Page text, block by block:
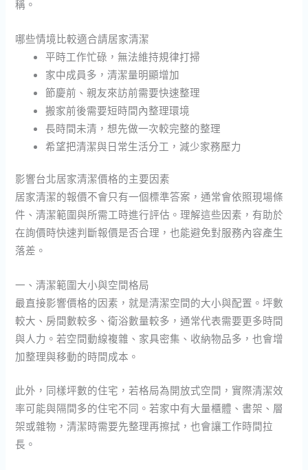
稱。
哪些情境比較適合請居家清潔
平時工作忙碌，無法維持規律打掃
家中成員多，清潔量明顯增加
節慶前、親友來訪前需要快速整理
搬家前後需要短時間內整理環境
長時間未清，想先做一次較完整的整理
希望把清潔與日常生活分工，減少家務壓力
影響台北居家清潔價格的主要因素
居家清潔的報價不會只有一個標準答案，通常會依照現場條
件、清潔範圍與所需工時進行評估。理解這些因素，有助於
在詢價時快速判斷報價是否合理，也能避免對服務內容產生
落差。
一、清潔範圍大小與空間格局
最直接影響價格的因素，就是清潔空間的大小與配置。坪數
較大、房間數較多、衛浴數量較多，通常代表需要更多時間
與人力。若空間動線複雜、家具密集、收納物品多，也會增
加整理與移動的時間成本。
此外，同樣坪數的住宅，若格局為開放式空間，實際清潔效
率可能與隔間多的住宅不同。若家中有大量櫃體、書架、層
架或雜物，清潔時需要先整理再擦拭，也會讓工作時間拉
長。